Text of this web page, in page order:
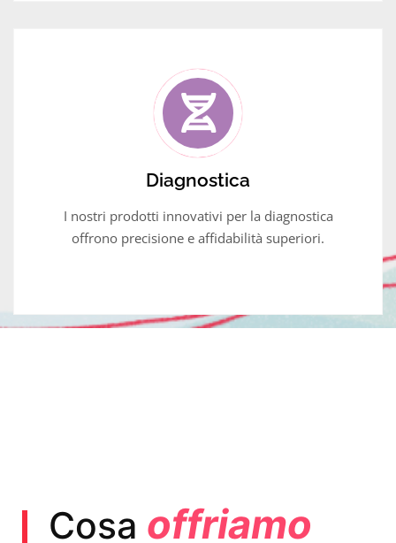
Diagnostica
I nostri prodotti innovativi per la diagnostica
offrono precisione e affidabilità superiori.
Cosa offriamo